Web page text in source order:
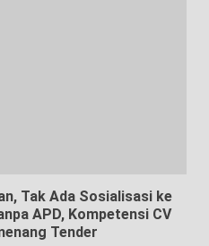
Tak Ada Sosialisasi ke
APD, Kompetensi CV
Tender